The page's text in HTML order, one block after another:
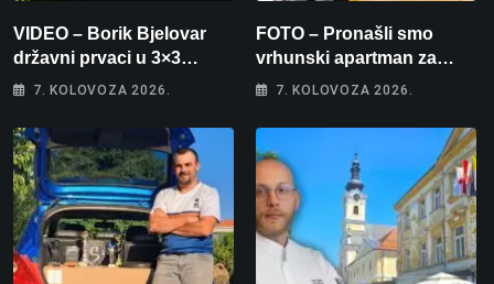
VIDEO – Borik Bjelovar
državni prvaci u 3×3
košarci, Klara Končar je
stolnom tenisu!
7. KOLOVOZA 2026.
FOTO – Pronašli smo
vrhunski apartman za
odmor: Pogled na more, tri
osvaja
7. KOLOVOZA 2026.